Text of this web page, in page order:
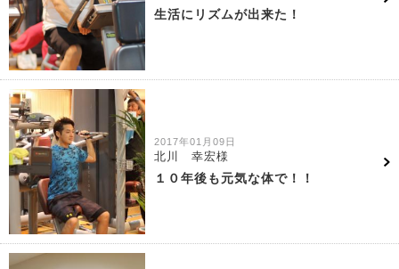
生活にリズムが出来た！
2017年01月09日
北川 幸宏様
１０年後も元気な体で！！